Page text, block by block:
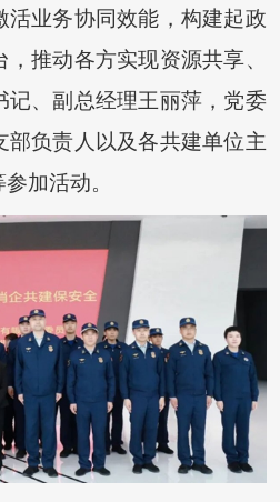
业务协同效能，构建起政
推动各方实现资源共享、
、副总经理王丽萍，党委
负责人以及各共建单位主
加活动。